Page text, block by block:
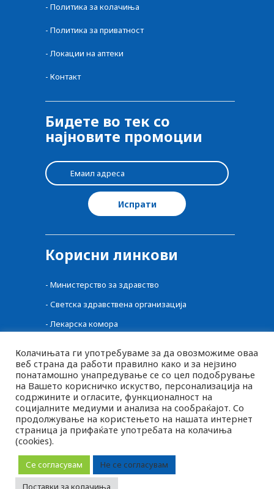
MK
- Политика за колачиња
- Политика за приватност
- Локации на аптеки
- Контакт
Бидете во тек со
најновите промоции
Корисни линкови
- Министерство за здравство
- Светска здравствена организација
-Лекарска комора
-Фонд за здравство
-Фармацевтска комора
-Агенција за Храна и Ветеринарство
Следете нè
Колачињата ги употребуваме за да овозможиме оваа
веб страна да работи правилно како и за нејзино
понатамошно унапредување се со цел подобрување
на Вашето корисничко искуство, персонализација на
содржините и огласите, функционалност на
социјалните медиуми и анализа на сообраќајот. Со
продолжување на користењето на нашата интернет
страница ја прифаќате употребата на колачиња
(cookies).
Се согласувам
Не се согласувам
Поставки за колачиња